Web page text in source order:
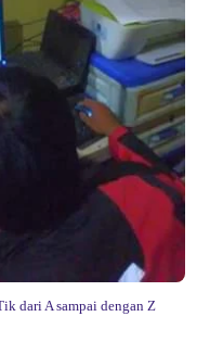
dari A sampai dengan Z